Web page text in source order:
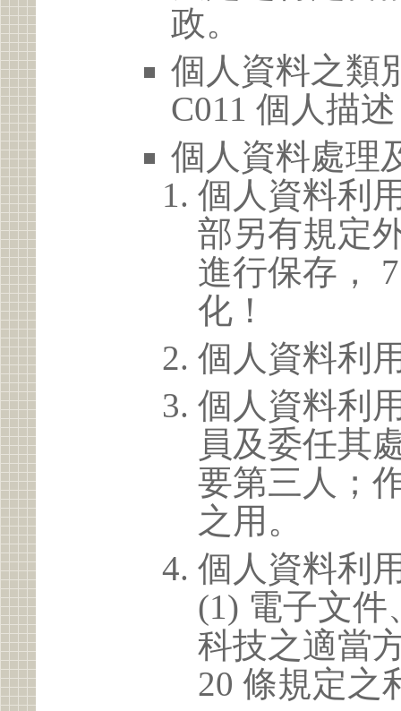
政。
個人資料之類
C011 個人描述
個人資料處理
個人資料利
部另有規定
進行保存，
化！
個人資料利
個人資料利
員及委任其
要第三人；
之用。
個人資料利
(1) 電子文
科技之適當
20 條規定之